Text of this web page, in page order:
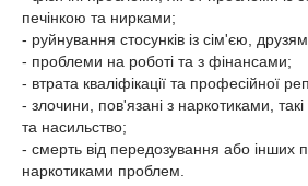
печінкою та нирками;
- руйнування стосунків із сім'єю,
- проблеми на роботі та з фінансами;
- втрата кваліфікації та професійної
- злочини, пов'язані з наркотиками, такі
та насильство;
- смерть від передозування або інших
наркотиками проблем.